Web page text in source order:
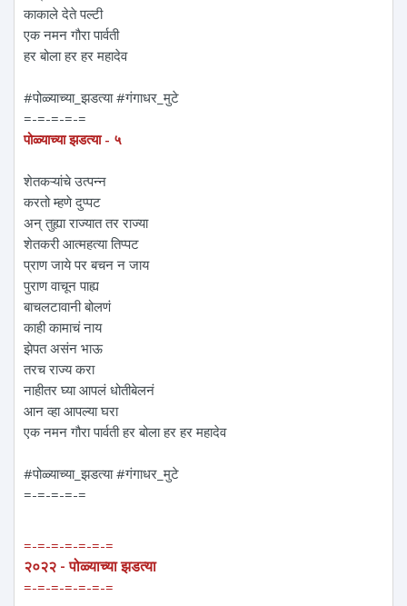
काकाले देते पल्टी
एक नमन‌ गौरा पार्वती
हर बोला हर हर महादेव
#पोळ्याच्या_झडत्या #गंगाधर_मुटे
=-=-=-=-=
पोळ्याच्या झडत्या - ५
शेतकऱ्यांचे उत्पन्न
करतो म्हणे दुप्पट
अन् तुह्या राज्यात तर राज्या
शेतकरी आत्महत्या तिप्पट
प्राण जाये पर बचन न जाय
पुराण वाचून पाह्य
बाचलटावानी बोलणं
काही कामाचं नाय
झेपत असंन भाऊ
तरच राज्य करा
नाहीतर घ्या आपलं धोतीबेलनं
आन व्हा आपल्या घरा
एक नमन‌ गौरा पार्वती हर बोला हर हर महादेव
#पोळ्याच्या_झडत्या #गंगाधर_मुटे
=-=-=-=-=
=-=-=-=-=-=-=
२०२२ - पोळ्याच्या झडत्या
=-=-=-=-=-=-=